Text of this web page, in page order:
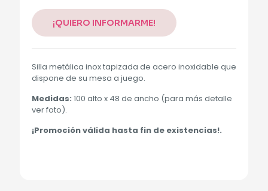
original
era:
actual
es:
183,60 €.
¡QUIERO INFORMARME!
Silla metálica inox tapizada de acero inoxidable que
dispone de su mesa a juego.
Medidas: 100 alto x 48 de ancho (para más detalle
ver foto).
¡Promoción válida hasta fin de existencias!.